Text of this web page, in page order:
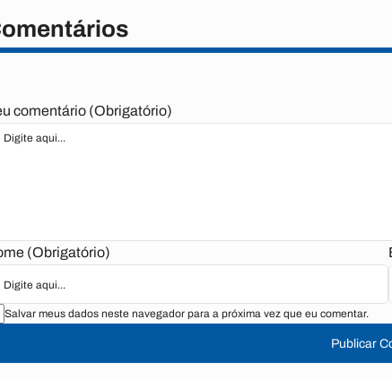
comentário (Obrigatório)
(Obrigatório)
Salvar meus dados neste navegador para a próxima vez que eu comentar.
Publicar